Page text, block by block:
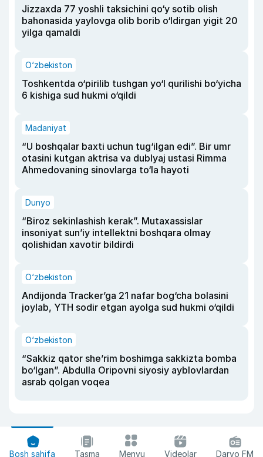
Jizzaxda 77 yoshli taksichini qo‘y sotib olish
bahonasida yaylovga olib borib o‘ldirgan yigit 20
yilga qamaldi
O‘zbekiston
Toshkentda o‘pirilib tushgan yo‘l qurilishi bo‘yicha
6 kishiga sud hukmi o‘qildi
Madaniyat
“U boshqalar baxti uchun tug‘ilgan edi”. Bir umr
otasini kutgan aktrisa va dublyaj ustasi Rimma
Ahmedovaning sinovlarga to‘la hayoti
Dunyo
“Biroz sekinlashish kerak”. Mutaxassislar
insoniyat sun’iy intellektni boshqara olmay
qolishidan xavotir bildirdi
O‘zbekiston
Andijonda Tracker’ga 21 nafar bog‘cha bolasini
joylab, YTH sodir etgan ayolga sud hukmi o‘qildi
O‘zbekiston
“Sakkiz qator she’rim boshimga sakkizta bomba
bo‘lgan”. Abdulla Oripovni siyosiy ayblovlardan
asrab qolgan voqea
Bosh sahifa Tasma Menyu Videolar Daryo FM